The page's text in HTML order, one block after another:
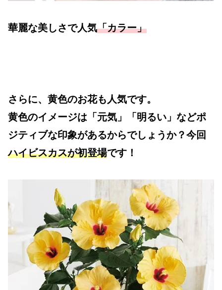
華麗な美しさで人気「カラー」
さらに、黄色のお花も人気です。
黄色のイメージは「元気」「明るい」などポ
ジティブな印象があるからでしょうか？今回
ハイビスカスが初登場です！